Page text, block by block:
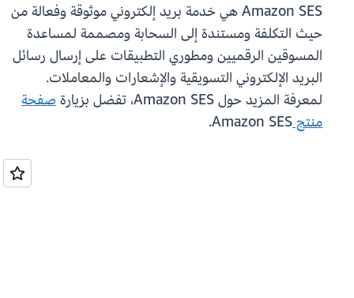
Amazon SES هي خدمة بريد إلكتروني موثوقة وفعالة من
حيث التكلفة ومستندة إلى السحابة ومصممة لمساعدة
المسوقين الرقميين ومطوري التطبيقات على إرسال رسائل
البريد الإلكتروني التسويقية والإشعارات والمعاملات.
لمعرفة المزيد حول Amazon SES، تفضل بزيارة
صفحة
منتجAmazon SES.